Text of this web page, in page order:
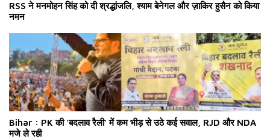
RSS ने मनमोहन सिंह को दी श्रद्धांजलि, श्याम बेनेगल और ज़ाकिर हुसैन को किया
नमन
Bihar : PK की 'बदलाव रैली' में कम भीड़ से उठे कई सवाल, RJD और NDA
मजे ले रही